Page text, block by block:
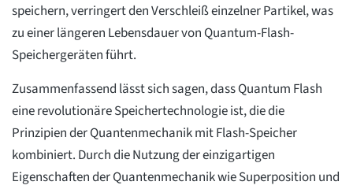
speichern, verringert den Verschleiß einzelner Partikel, was
zu einer längeren Lebensdauer von Quantum-Flash-
Speichergeräten führt.
Zusammenfassend lässt sich sagen, dass Quantum Flash
eine revolutionäre Speichertechnologie ist, die die
Prinzipien der Quantenmechanik mit Flash-Speicher
kombiniert. Durch die Nutzung der einzigartigen
Eigenschaften der Quantenmechanik wie Superposition und